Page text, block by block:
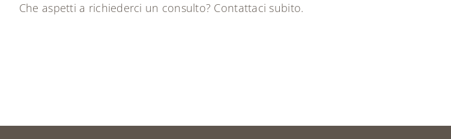
Che aspetti a richiederci un consulto? Contattaci subito.